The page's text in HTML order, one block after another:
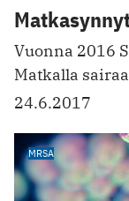
Vuonna 2016
Matkalla
24.6.2017
MRSA